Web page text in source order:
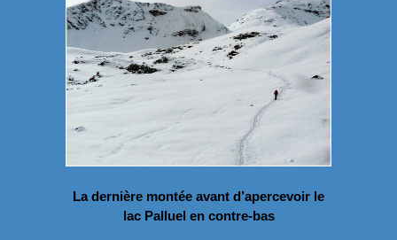
La dernière montée avant d’apercevoir le
lac Palluel en contre-bas